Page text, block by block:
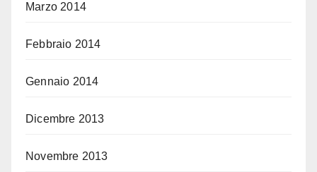
Marzo 2014
Febbraio 2014
Gennaio 2014
Dicembre 2013
Novembre 2013